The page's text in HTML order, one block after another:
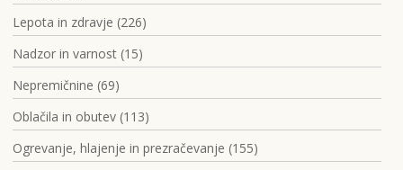
Lepota in zdravje (226)
Nadzor in varnost (15)
Nepremičnine (69)
Oblačila in obutev (113)
Ogrevanje, hlajenje in prezračevanje (155)